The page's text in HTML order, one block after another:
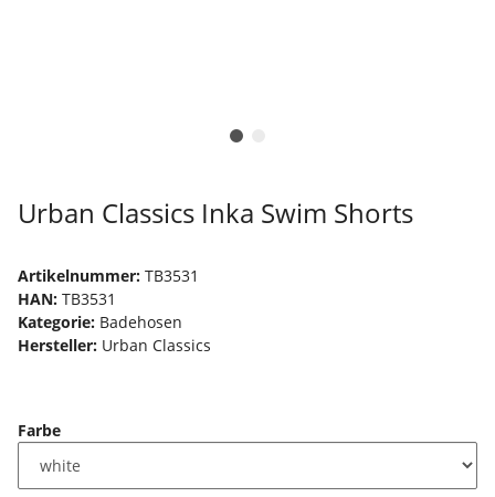
Urban Classics Inka Swim Shorts
Artikelnummer: TB3531
HAN: TB3531
Kategorie: Badehosen
Hersteller: Urban Classics
Farbe